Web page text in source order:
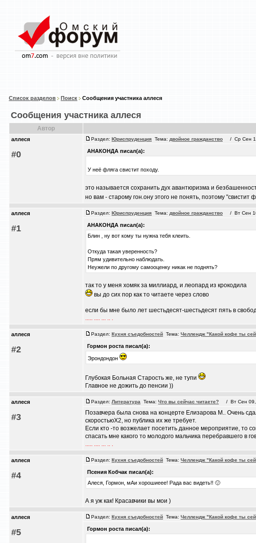
Список разделов Поиск Сообщения участника аллеся
Сообщения участника аллеся
Автор
аллеся
#0
Раздел: Юриспруденция Тема: двойное гражданство / Ср Сен
АНАКОНДА писал(а):
У неё фляга свистит походу.
это называется сохранить дух авантюризма и
но вам - старому гон.ону этого не понять, поэтому
аллеся
#1
Раздел: Юриспруденция Тема: двойное гражданство / Вт Сен
АНАКОНДА писал(а):
Блин , ну вот кому ты нужна тебя клеить.
Откуда такая уверенность?
Прям удивительно наблюдать.
Неужели по другому самооценку никак не поднять?
так то у меня хомяк за миллиард, и леопард из крокодила
вы до сих пор как то читаете через слово
если бы мне было лет шестьдесят-шестьдесят пять в
..... .... ... .. .
аллеся
#2
Раздел: Кухня съедобностей Тема: Челлендж "Какой кофе ты
Гормон роста писал(а):
Эрондондон
Глубокая Больная Старость же, не тупи
Главное не дожить до пенсии ))
аллеся
#3
Раздел: Литература Тема: Что вы сейчас читаете? / Вт Сен 09,
Позавчера была снова на концерте Елизарова М.. Очень
скоростьюХ2, но публика их же требует.
Если кто -то возжелает посетить данное мероприятие, то
спасать мне какого то молодого мальчика перебравшего в
..... .... ... .. .
аллеся
#4
Раздел: Кухня съедобностей Тема: Челлендж "Какой кофе ты
Псения Кобчак писал(а):
Алеся, Гормон, мАи хорошиеее! Рада вас видеть!! 🙂
А я уж как! Красавчики вы мои )
аллеся
#5
Раздел: Кухня съедобностей Тема: Челлендж "Какой кофе ты
Гормон роста писал(а):